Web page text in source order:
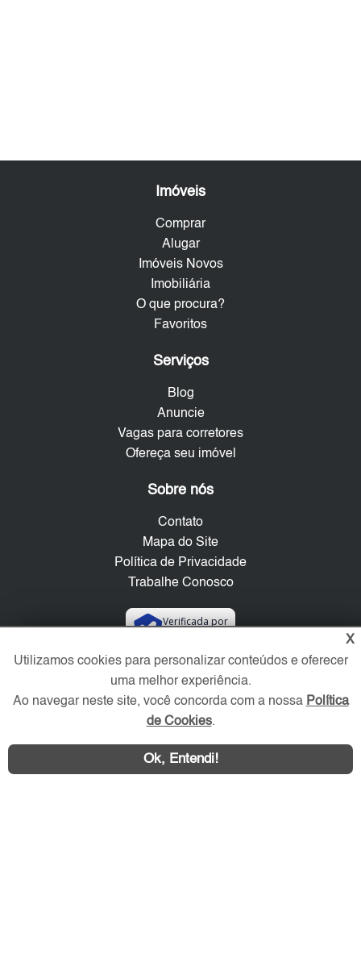
Imóveis
Comprar
Alugar
Imóveis Novos
Imobiliária
O que procura?
Favoritos
Serviços
Blog
Anuncie
Vagas para corretores
Ofereça seu imóvel
Sobre nós
Contato
Mapa do Site
Política de Privacidade
Trabalhe Conosco
Verificada por
Redes Sociais
X
Utilizamos cookies para personalizar conteúdos e oferecer
uma melhor experiência.
Ao navegar neste site, você concorda com a nossa Política
de Cookies.
Ok, Entendi!